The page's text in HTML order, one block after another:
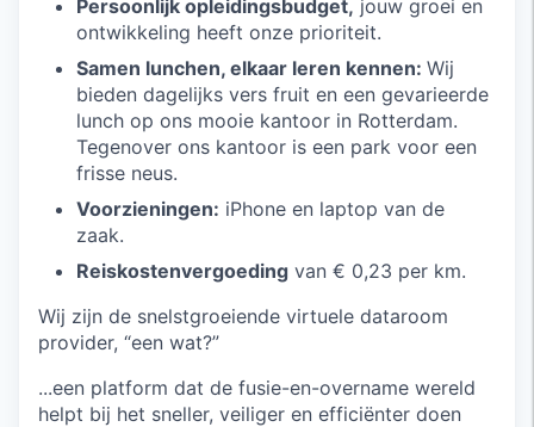
Persoonlijk opleidingsbudget, jouw groei en
ontwikkeling heeft onze prioriteit.
Samen lunchen, elkaar leren kennen: Wij
bieden dagelijks vers fruit en een gevarieerde
lunch op ons mooie kantoor in Rotterdam.
Tegenover ons kantoor is een park voor een
frisse neus.
Voorzieningen: iPhone en laptop van de
zaak.
Reiskostenvergoeding van € 0,23 per km.
Wij zijn de snelstgroeiende virtuele dataroom
provider, “een wat?”
...een platform dat de fusie-en-overname wereld
helpt bij het sneller, veiliger en efficiënter doen